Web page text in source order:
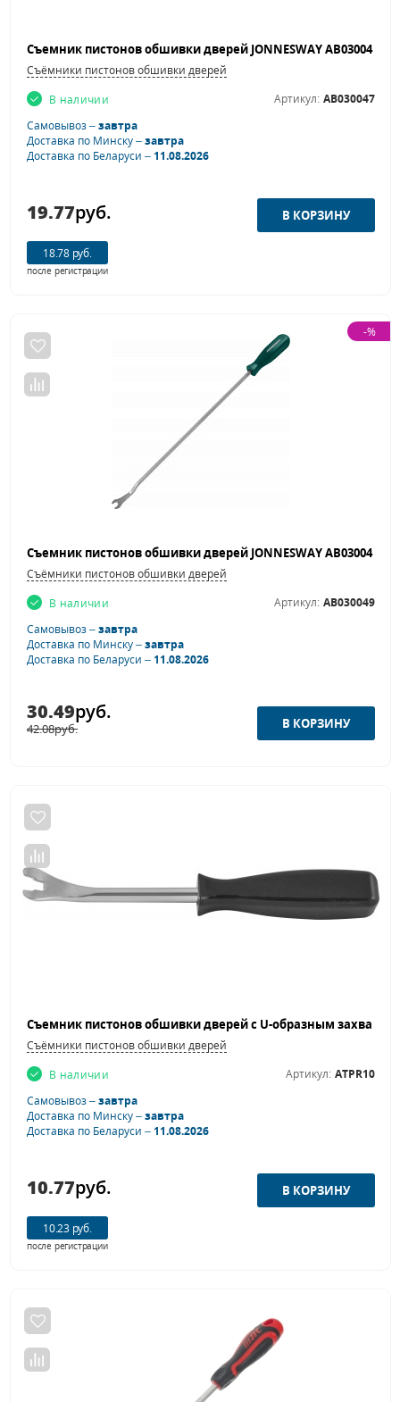
Съёмники пистонов обшивки дверей
В наличии
Артикул: AB030047
Самовывоз –завтра
Доставка по Минску –завтра
Доставка по Беларуси –11.08.2026
19.77руб.
18.78 руб.
после регистрации
-%
Съёмники пистонов обшивки дверей
В наличии
Артикул: AB030049
Самовывоз –завтра
Доставка по Минску –завтра
Доставка по Беларуси –11.08.2026
30.49руб.
42.08руб.
Съёмники пистонов обшивки дверей
В наличии
Артикул: ATPR10
Самовывоз –завтра
Доставка по Минску –завтра
Доставка по Беларуси –11.08.2026
10.77руб.
10.23 руб.
после регистрации